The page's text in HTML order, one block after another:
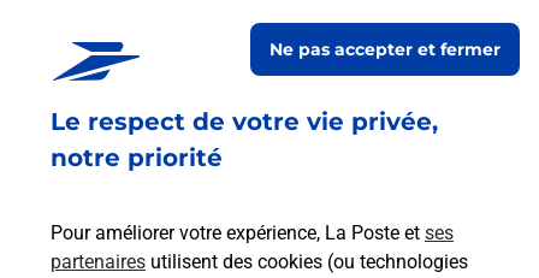
Le respect de votre vie privée,
notre priorité
Pour améliorer votre expérience, La Poste et ses
partenaires utilisent des cookies (ou technologies
Ne pas accepter et fermer
Envoyer un colis
Vous souhaitez envoyer un colis depuis :
MONTLOUIS SUR LOIRE (37270) ? Découvrez
En savoir plus